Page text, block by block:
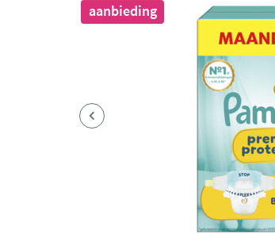
aanbieding